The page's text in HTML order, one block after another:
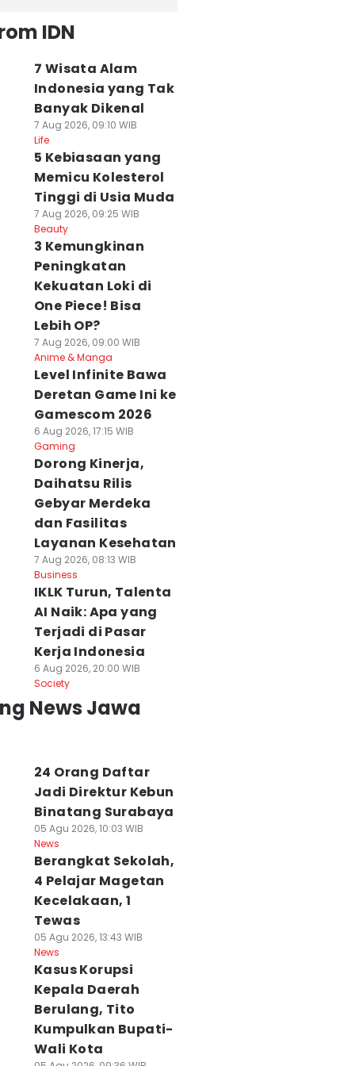
IDN
7 Wisata Alam
Indonesia yang Tak
Banyak Dikenal
7 Aug 2026, 09:10 WIB
Life
5 Kebiasaan yang
Memicu Kolesterol
Tinggi di Usia Muda
7 Aug 2026, 09:25 WIB
Beauty
3 Kemungkinan
Peningkatan
Kekuatan Loki di
One Piece! Bisa
Lebih OP?
7 Aug 2026, 09:00 WIB
Anime & Manga
Level Infinite Bawa
Deretan Game Ini ke
Gamescom 2026
6 Aug 2026, 17:15 WIB
Gaming
Dorong Kinerja,
Daihatsu Rilis
Gebyar Merdeka
dan Fasilitas
Layanan Kesehatan
7 Aug 2026, 08:13 WIB
Business
IKLK Turun, Talenta
AI Naik: Apa yang
Terjadi di Pasar
Kerja Indonesia
6 Aug 2026, 20:00 WIB
Society
News Jawa
24 Orang Daftar
Jadi Direktur Kebun
Binatang Surabaya
05 Agu 2026, 10:03 WIB
News
Berangkat Sekolah,
4 Pelajar Magetan
Kecelakaan, 1
Tewas
05 Agu 2026, 13:43 WIB
News
Kasus Korupsi
Kepala Daerah
Berulang, Tito
Kumpulkan Bupati-
Wali Kota